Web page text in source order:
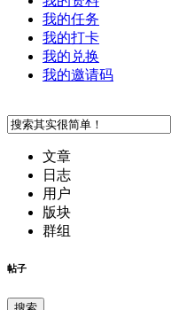
我的任务
我的打卡
我的兑换
我的邀请码
文章
日志
用户
版块
群组
帖子